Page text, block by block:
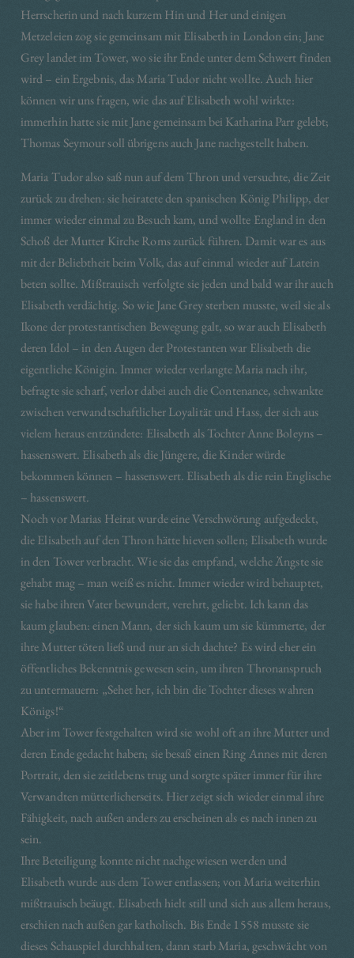
Herrscherin und nach kurzem Hin und Her und einigen
Metzeleien zog sie gemeinsam mit Elisabeth in London ein; Jane
Grey landet im Tower, wo sie ihr Ende unter dem Schwert finden
wird – ein Ergebnis, das Maria Tudor nicht wollte. Auch hier
können wir uns fragen, wie das auf Elisabeth wohl wirkte:
immerhin hatte sie mit Jane gemeinsam bei Katharina Parr gelebt;
Thomas Seymour soll übrigens auch Jane nachgestellt haben.
Maria Tudor also saß nun auf dem Thron und versuchte, die Zeit
zurück zu drehen: sie heiratete den spanischen König Philipp, der
immer wieder einmal zu Besuch kam, und wollte England in den
Schoß der Mutter Kirche Roms zurück führen. Damit war es aus
mit der Beliebtheit beim Volk, das auf einmal wieder auf Latein
beten sollte. Mißtrauisch verfolgte sie jeden und bald war ihr auch
Elisabeth verdächtig. So wie Jane Grey sterben musste, weil sie als
Ikone der protestantischen Bewegung galt, so war auch Elisabeth
deren Idol – in den Augen der Protestanten war Elisabeth die
eigentliche Königin. Immer wieder verlangte Maria nach ihr,
befragte sie scharf, verlor dabei auch die Contenance, schwankte
zwischen verwandtschaftlicher Loyalität und Hass, der sich aus
vielem heraus entzündete: Elisabeth als Tochter Anne Boleyns –
hassenswert. Elisabeth als die Jüngere, die Kinder würde
bekommen können – hassenswert. Elisabeth als die rein Englische
– hassenswert.
Noch vor Marias Heirat wurde eine Verschwörung aufgedeckt,
die Elisabeth auf den Thron hätte hieven sollen; Elisabeth wurde
in den Tower verbracht. Wie sie das empfand, welche Ängste sie
gehabt mag – man weiß es nicht. Immer wieder wird behauptet,
sie habe ihren Vater bewundert, verehrt, geliebt. Ich kann das
kaum glauben: einen Mann, der sich kaum um sie kümmerte, der
ihre Mutter töten ließ und nur an sich dachte? Es wird eher ein
öffentliches Bekenntnis gewesen sein, um ihren Thronanspruch
zu untermauern: „Sehet her, ich bin die Tochter dieses wahren
Königs!“
Aber im Tower festgehalten wird sie wohl oft an ihre Mutter und
deren Ende gedacht haben; sie besaß einen Ring Annes mit deren
Portrait, den sie zeitlebens trug und sorgte später immer für ihre
Verwandten mütterlicherseits. Hier zeigt sich wieder einmal ihre
Fähigkeit, nach außen anders zu erscheinen als es nach innen zu
sein.
Ihre Beteiligung konnte nicht nachgewiesen werden und
Elisabeth wurde aus dem Tower entlassen; von Maria weiterhin
mißtrauisch beäugt. Elisabeth hielt still und sich aus allem heraus,
erschien nach außen gar katholisch. Bis Ende 1558 musste sie
dieses Schauspiel durchhalten, dann starb Maria, geschwächt von